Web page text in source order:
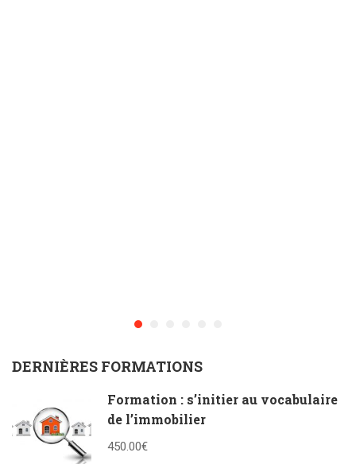
DERNIÈRES FORMATIONS
Formation : s’initier au vocabulaire
de l’immobilier
450.00€